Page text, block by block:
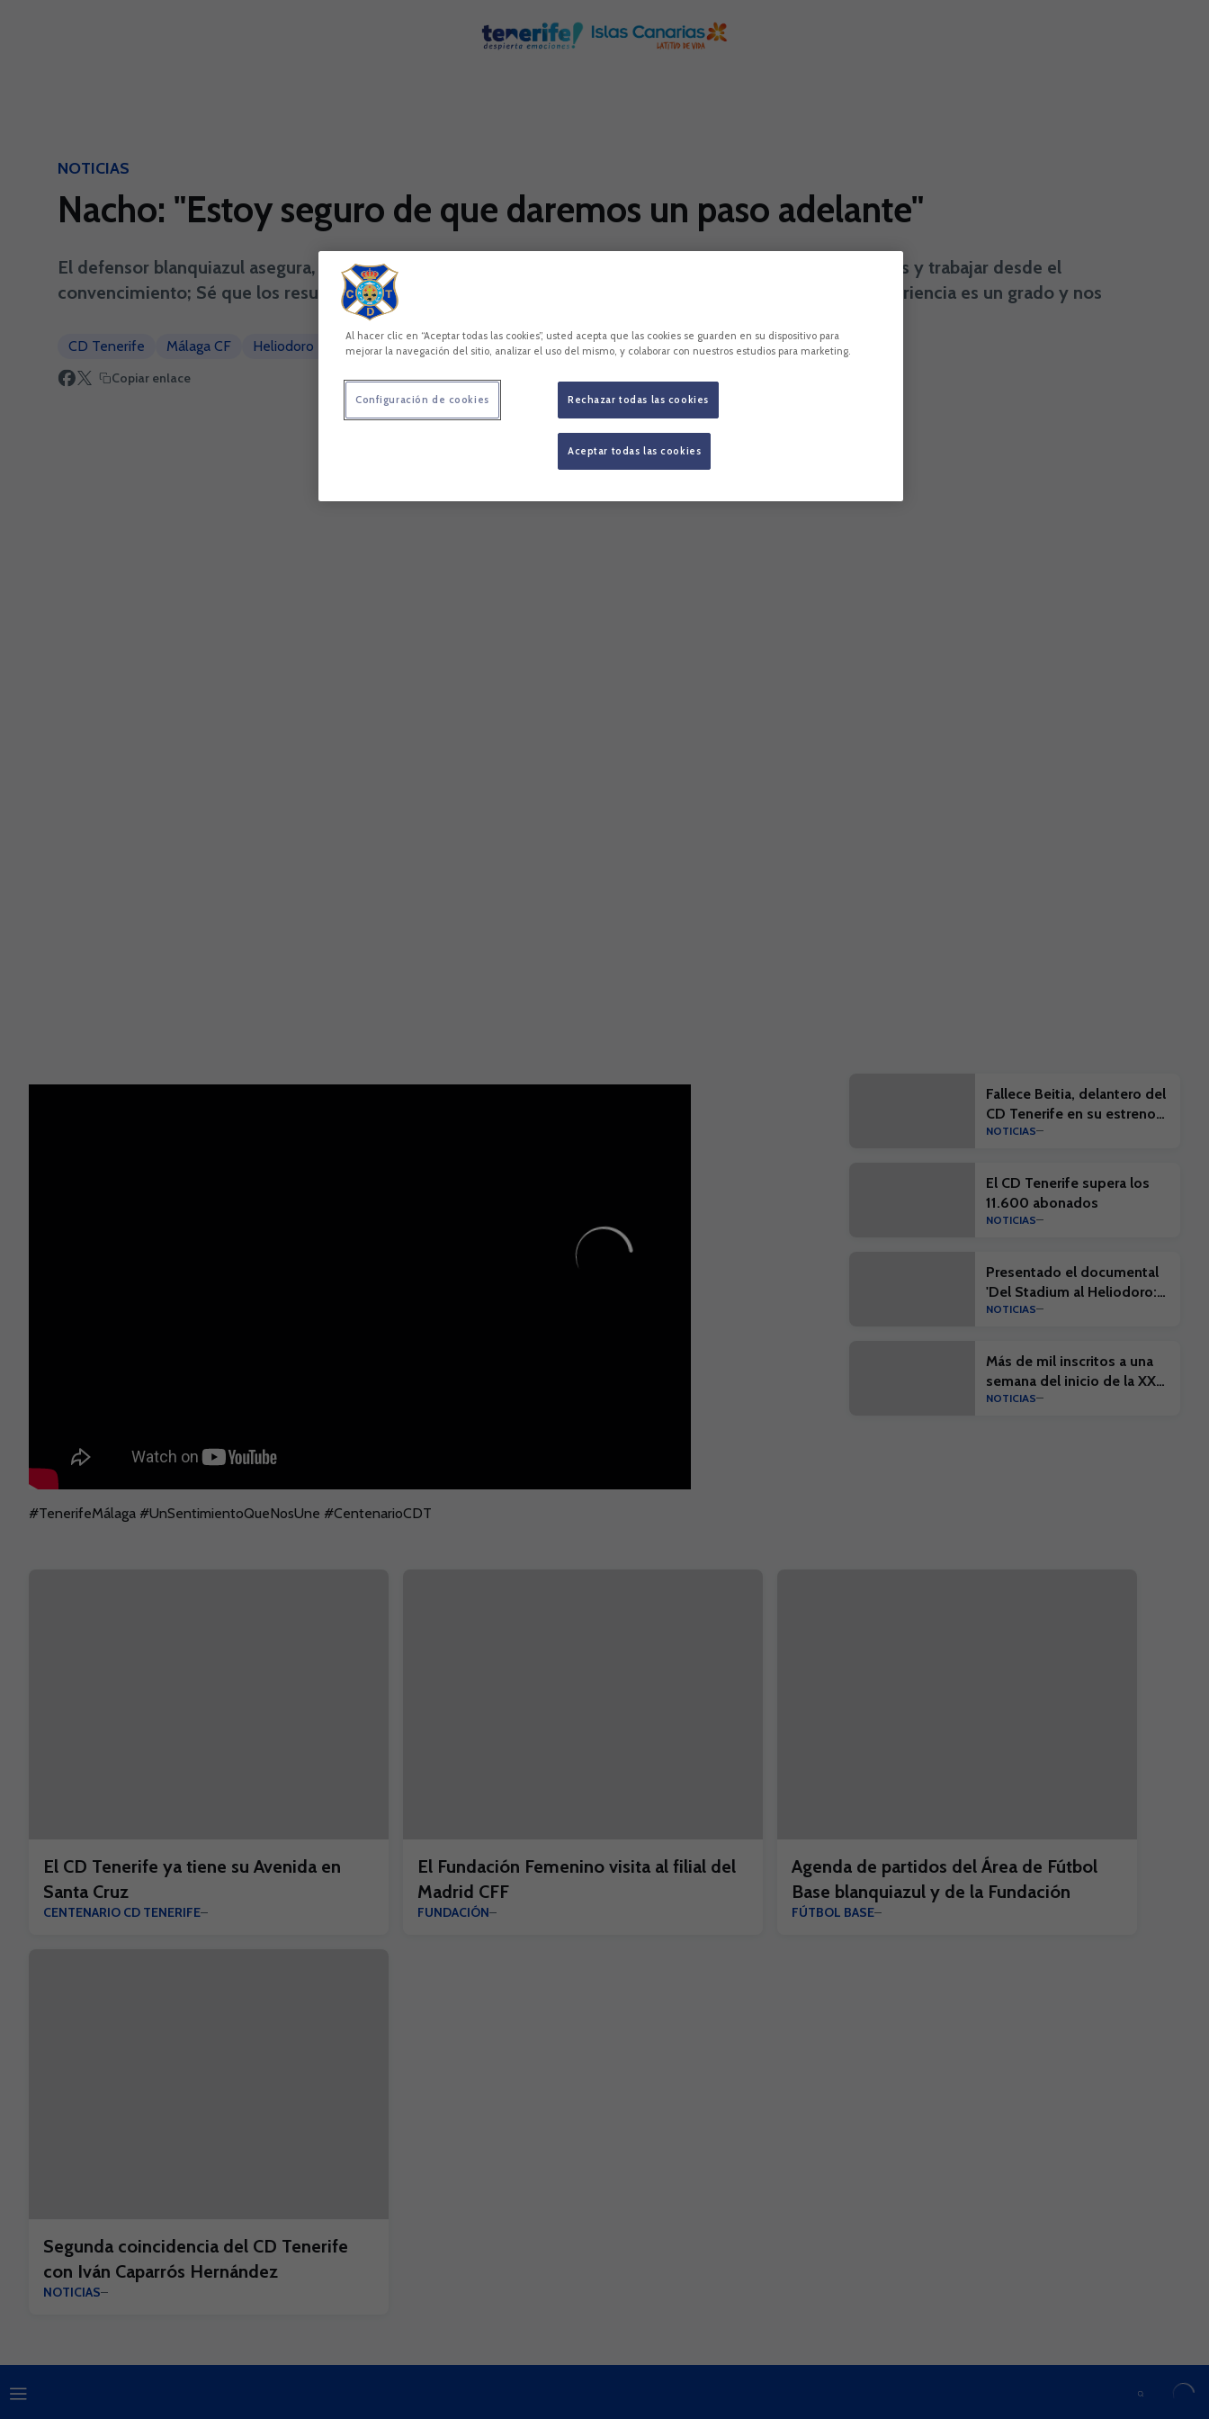
NOTICIAS
Nacho: "Estoy seguro de que daremos un paso adelante"
El defensor blanquiazul asegura, en declaraciones a los medios de la entidad, que "no hay que tener dudas y trabajar desde el
convencimiento; Sé que los resultados son los que marcan, pero este equipo está dando la cara". "La experiencia es un grado y nos
CD Tenerife Málaga CF Heliodoro Rodríguez López Nacho Martínez LaLiga SmartBank El Mundialito
Copiar enlace
#TenerifeMálaga #UnSentimientoQueNosUne #CentenarioCDT
Fallece Beitia, delantero del
CD Tenerife en su estreno
en la élite
NOTICIAS
El CD Tenerife supera los
11.600 abonados
NOTICIAS
Presentado el documental
'Del Stadium al Heliodoro:
Cien años de historia'
NOTICIAS
Más de mil inscritos a una
semana del inicio de la XX
Edición del Campus Suma y
NOTICIAS
El CD Tenerife ya tiene su Avenida en
Santa Cruz
CENTENARIO CD TENERIFE
El Fundación Femenino visita al filial del
Madrid CFF
FUNDACIÓN
Agenda de partidos del Área de Fútbol
Base blanquiazul y de la Fundación
FÚTBOL BASE
Segunda coincidencia del CD Tenerife
con Iván Caparrós Hernández
NOTICIAS
Al hacer clic en “Aceptar todas las cookies”, usted acepta que las cookies se guarden en su dispositivo para
mejorar la navegación del sitio, analizar el uso del mismo, y colaborar con nuestros estudios para marketing.
Rechazar todas las cookies
Aceptar todas las cookies
Configuración de cookies